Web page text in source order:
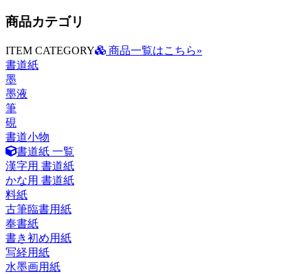
商品カテゴリ
ITEM CATEGORY
商品一覧はこちら»
書道紙
墨
墨液
筆
硯
書道小物
書道紙 一覧
漢字用 書道紙
かな用 書道紙
料紙
古筆臨書用紙
奉書紙
書き初め用紙
写経用紙
水墨画用紙